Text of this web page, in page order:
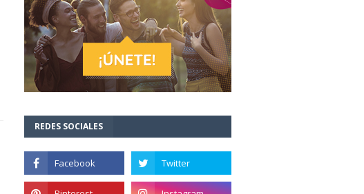
REDES SOCIALES